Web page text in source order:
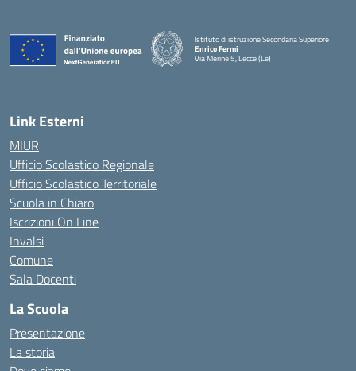
Istituto di istruzione Secondaria Superiore
Enrico Fermi
Via Merine 5, Lecce (Le)
Link Esterni
MIUR
Ufficio Scolastico Regionale
Ufficio Scolastico Territoriale
Scuola in Chiaro
Iscrizioni On Line
Invalsi
Comune
Sala Docenti
La Scuola
Presentazione
La storia